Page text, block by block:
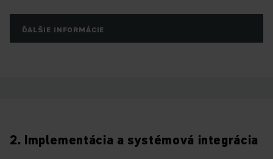
ĎALŠIE INFORMÁCIE
2. Implementácia a systémová integrácia